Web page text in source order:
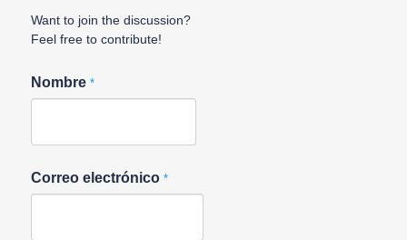
Want to join the discussion?
Feel free to contribute!
Nombre *
Correo electrónico *